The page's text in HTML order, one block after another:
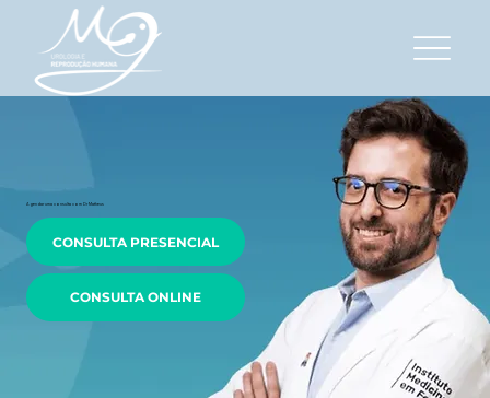
Agendar uma consulta com Dr Matheus
CONSULTA PRESENCIAL
CONSULTA ONLINE